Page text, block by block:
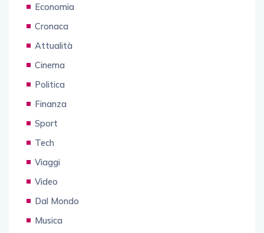
Economia
Cronaca
Attualità
Cinema
Politica
Finanza
Sport
Tech
Viaggi
Video
Dal Mondo
Musica